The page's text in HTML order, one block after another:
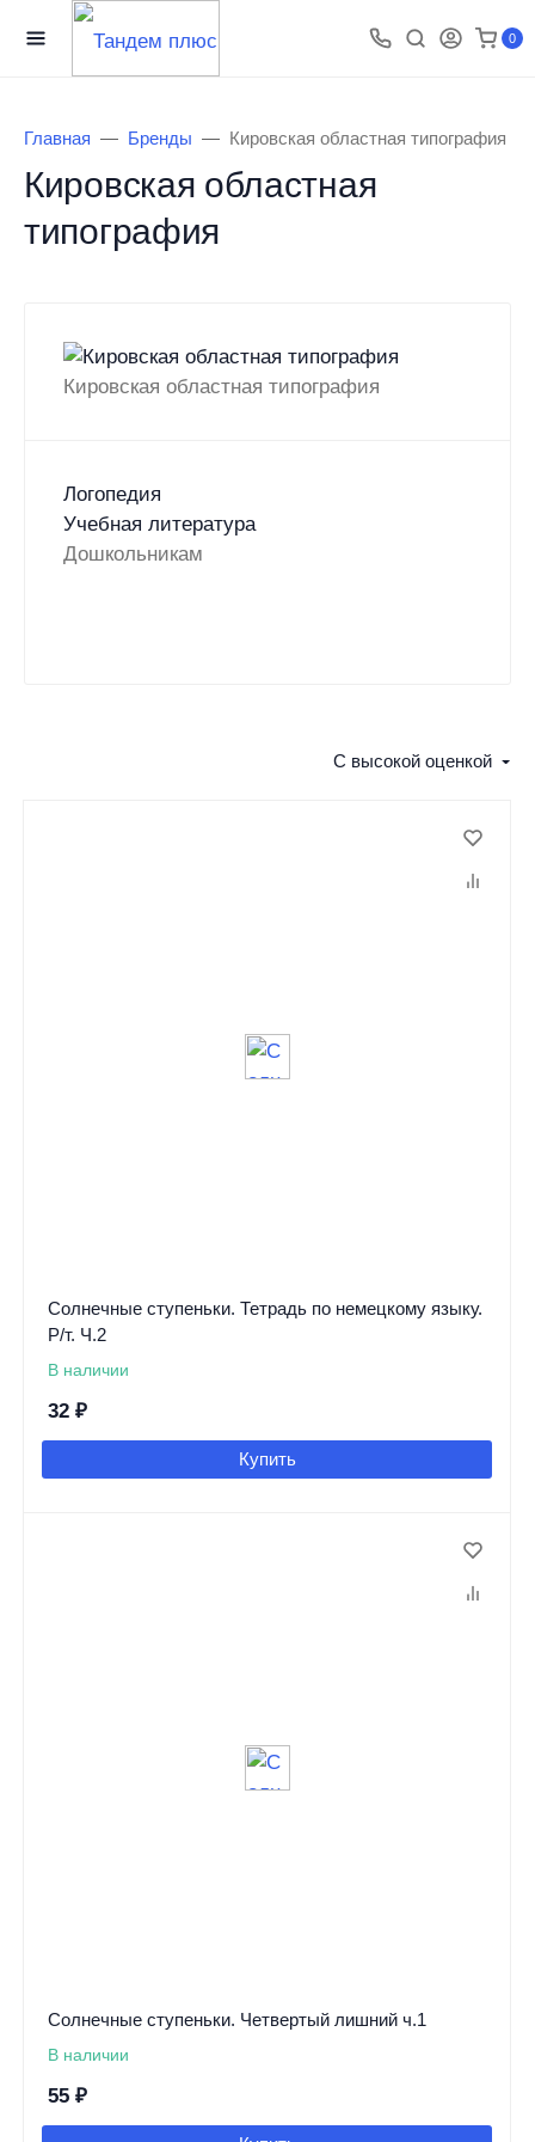
0
Главная Бренды Кировская областная типография
Кировская областная
типография
Кировская областная типография
Логопедия
Учебная литература
Дошкольникам
С высокой оценкой
Солнечные ступеньки. Тетрадь по немецкому языку.
Р/т. Ч.2
В наличии
32 ₽
Купить
Солнечные ступеньки. Четвертый лишний ч.1
В наличии
55 ₽